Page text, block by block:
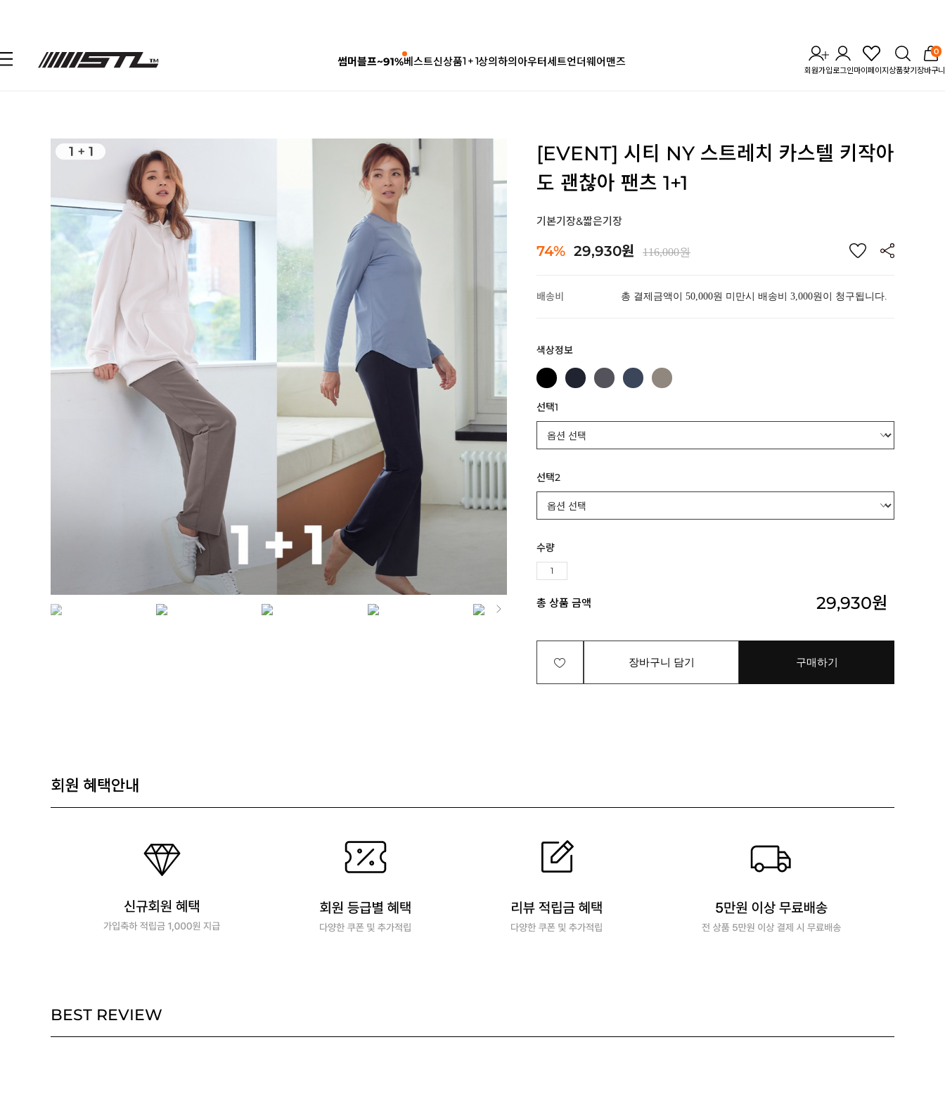
썸머블프~91%베스트신상품1 + 1상의하의아우터세트언더웨어맨즈
회원가입로그인마이페이지 상품찾기
0
장바구니
[EVENT] 시티 NY 스트레치 카스텔 키작아
도 괜찮아 팬츠 1+1
기본기장&짧은기장
74% 29,930원 116,000원
배송비 총 결제금액이 50,000원 미만시 배송비 3,000원이 청구됩니다.
색상정보
선택1
선택2
수량
총 상품 금액 29,930원
장바구니 담기 구매하기
회원 혜택안내
BEST REVIEW